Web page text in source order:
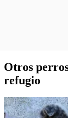
Otros
refugio